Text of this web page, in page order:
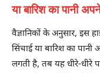
या बारिश का पानी
वैज्ञानिकों के अनुसार, इस
सिंचाई या बारिश का
लगती है, तब यह धीरे-धीरे